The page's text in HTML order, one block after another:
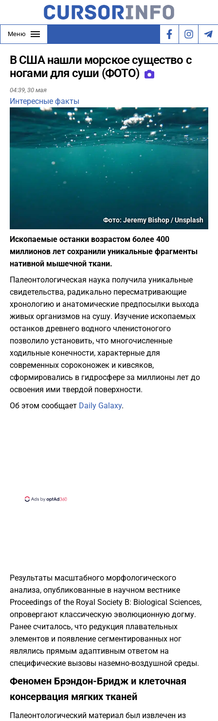
Меню
В США нашли морское существо с
ногами для суши (ФОТО)
04:39, 30 мая
Интересные факты
Фото: Jeremy Bishop / Unsplash
Ископаемые останки возрастом более 400
миллионов лет сохранили уникальные фрагменты
нативной мышечной ткани.
Палеонтологическая наука получила уникальные
свидетельства, радикально пересматривающие
хронологию и анатомические предпосылки выхода
живых организмов на сушу. Изучение ископаемых
останков древнего водного членистоногого
позволило установить, что многочисленные
ходильные конечности, характерные для
современных сороконожек и кивсяков,
сформировались в гидросфере за миллионы лет до
освоения ими твердой поверхности.
Об этом сообщает Daily Galaxy.
Результаты масштабного морфологического
анализа, опубликованные в научном вестнике
Proceedings of the Royal Society B: Biological Sciences,
опровергают классическую эволюционную догму.
Ранее считалось, что редукция плавательных
элементов и появление сегментированных ног
являлись прямым адаптивным ответом на
специфические вызовы наземно-воздушной среды.
Феномен Брэндон-Бридж и клеточная
консервация мягких тканей
Палеонтологический материал был извлечен из